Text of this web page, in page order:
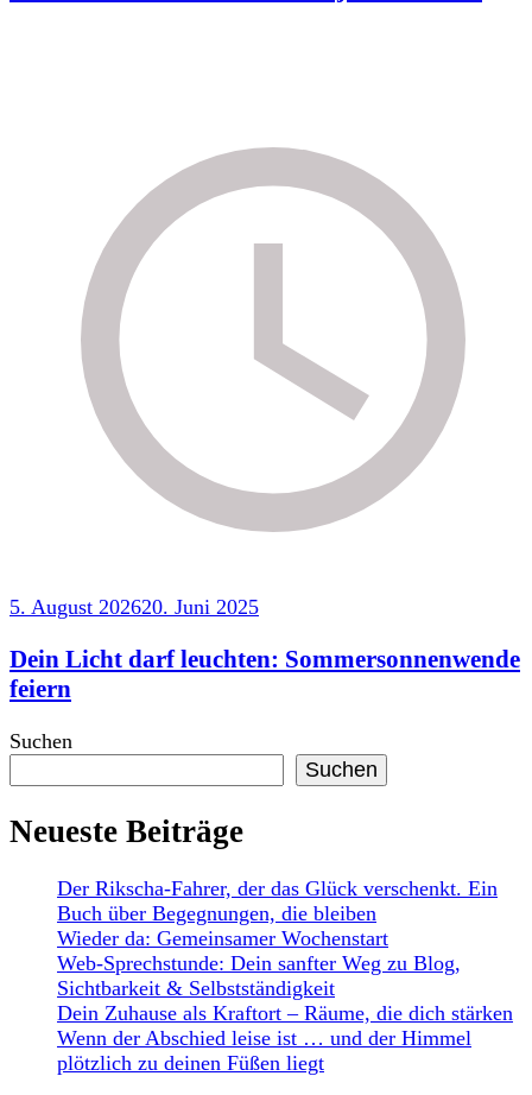
5. August 202620. Juni 2025
Dein Licht darf leuchten: Sommersonnenwende
feiern
Suchen
Suchen
Neueste Beiträge
Der Rikscha-Fahrer, der das Glück verschenkt. Ein
Buch über Begegnungen, die bleiben
Wieder da: Gemeinsamer Wochenstart
Web-Sprechstunde: Dein sanfter Weg zu Blog,
Sichtbarkeit & Selbstständigkeit
Dein Zuhause als Kraftort – Räume, die dich stärken
Wenn der Abschied leise ist … und der Himmel
plötzlich zu deinen Füßen liegt